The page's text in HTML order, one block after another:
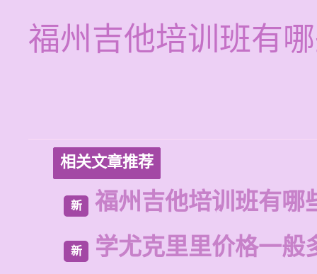
福州吉他培训班有
相关文章推荐
新 福州吉他培训班有哪
新 学尤克里里价格一般